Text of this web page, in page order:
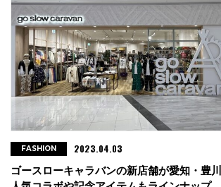
ゴースローキャラバンの新店舗が愛知・豊
FASHION 2023.04.03